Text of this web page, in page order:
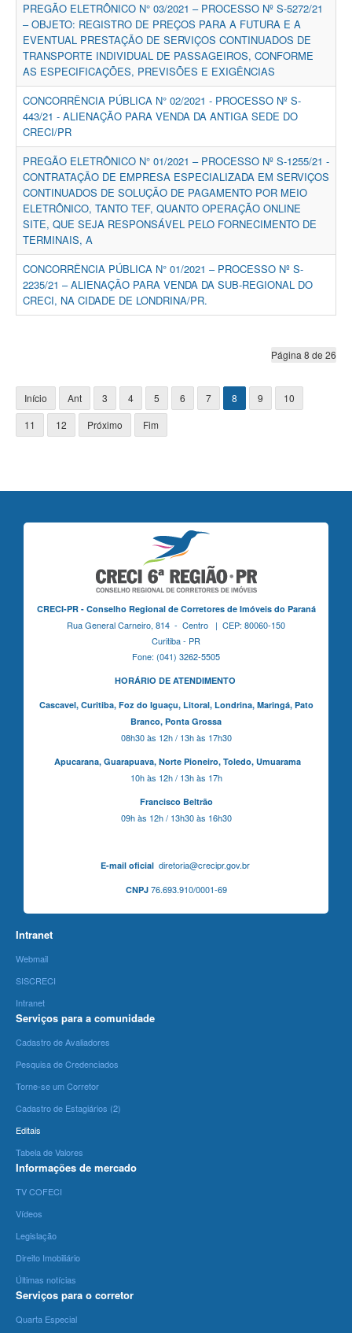
PREGÃO ELETRÔNICO N° 03/2021 – PROCESSO Nº S-5272/21
– OBJETO: REGISTRO DE PREÇOS PARA A FUTURA E A
EVENTUAL PRESTAÇÃO DE SERVIÇOS CONTINUADOS DE
TRANSPORTE INDIVIDUAL DE PASSAGEIROS, CONFORME
AS ESPECIFICAÇÕES, PREVISÕES E EXIGÊNCIAS
CONCORRÊNCIA PÚBLICA N° 02/2021 - PROCESSO Nº S-
443/21 - ALIENAÇÃO PARA VENDA DA ANTIGA SEDE DO
CRECI/PR
PREGÃO ELETRÔNICO N° 01/2021 – PROCESSO Nº S-1255/21 -
CONTRATAÇÃO DE EMPRESA ESPECIALIZADA EM SERVIÇOS
CONTINUADOS DE SOLUÇÃO DE PAGAMENTO POR MEIO
ELETRÔNICO, TANTO TEF, QUANTO OPERAÇÃO ONLINE
SITE, QUE SEJA RESPONSÁVEL PELO FORNECIMENTO DE
TERMINAIS, A
CONCORRÊNCIA PÚBLICA N° 01/2021 – PROCESSO Nº S-
2235/21 – ALIENAÇÃO PARA VENDA DA SUB-REGIONAL DO
CRECI, NA CIDADE DE LONDRINA/PR.
Página 8 de 26
Início Ant 3 4 5 6 7 8 9
10
11
12 Próximo Fim
CRECI-PR - Conselho Regional de Corretores de Imóveis do Paraná
Rua General Carneiro, 814 - Centro | CEP: 80060-150
Curitiba - PR
Fone: (041) 3262-5505
HORÁRIO DE ATENDIMENTO
Cascavel, Curitiba,Foz do Iguaçu, Litoral, Londrina, Maringá, Pato
Branco, Ponta Grossa
08h30 às 12h / 13h às 17h30
Apucarana, Guarapuava, Norte Pioneiro, Toledo, Umuarama
10h às 12h / 13h às 17h
Francisco Beltrão
09h às 12h / 13h30 às 16h30
E-mail oficialdiretoria@crecipr.gov.br
CNPJ76.693.910/0001-69
Intranet
Webmail
SISCRECI
Intranet
Serviços para a comunidade
Cadastro de Avaliadores
Pesquisa de Credenciados
Torne-se um Corretor
Cadastro de Estagiários (2)
Editais
Tabela de Valores
Informações de mercado
TV COFECI
Vídeos
Legislação
Direito Imobiliário
Últimas notícias
Serviços para o corretor
Quarta Especial